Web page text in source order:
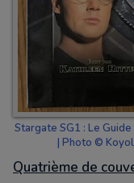
Stargate SG1 : Le
| Photo ©
Quatrième de